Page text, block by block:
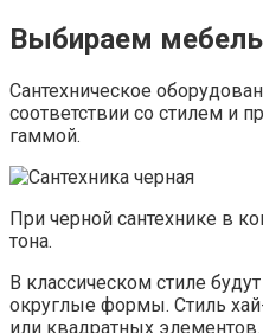
Выбираем мебель
Сантехническое
соответствии со стилем и
гаммой.
При черной сантехнике в
тона.
В классическом стиле
округлые формы. Стиль
или квадратных элементов.